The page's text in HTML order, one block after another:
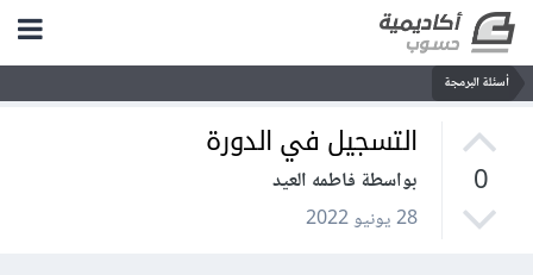
أسئلة البرمجة
0
التسجيل في الدورة
بواسطة فاطمه العيد
28 يونيو 2022